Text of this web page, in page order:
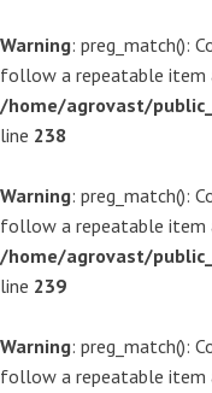
Warning: preg_match():
follow a repeatable
/home/agrovast/
line 238
Warning: preg_match():
follow a repeatable
/home/agrovast/
line 239
Warning: preg_match():
follow a repeatable